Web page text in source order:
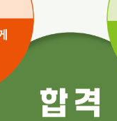
부가기호
부가기호 확인하는 방법
종이책 :
도서 뒷표지 아래쪽에 있는
문의 쪽
* 여러 쪽이
제목*